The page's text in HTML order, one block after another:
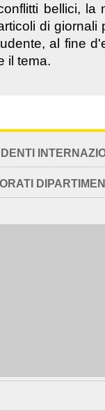
bellici,
di
al fine
il tema.